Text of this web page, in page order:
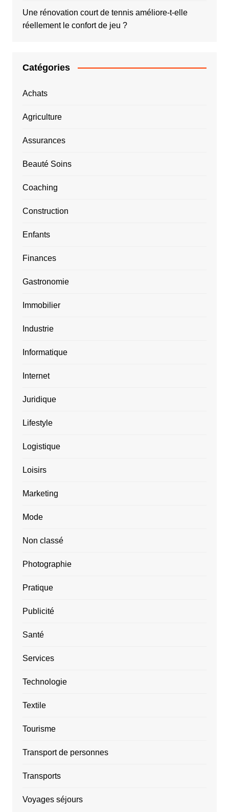
Une rénovation court de tennis améliore-t-elle
réellement le confort de jeu ?
Catégories
Achats
Agriculture
Assurances
Beauté Soins
Coaching
Construction
Enfants
Finances
Gastronomie
Immobilier
Industrie
Informatique
Internet
Juridique
Lifestyle
Logistique
Loisirs
Marketing
Mode
Non classé
Photographie
Pratique
Publicité
Santé
Services
Technologie
Textile
Tourisme
Transport de personnes
Transports
Voyages séjours